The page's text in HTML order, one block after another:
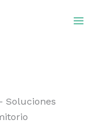
Soluciones